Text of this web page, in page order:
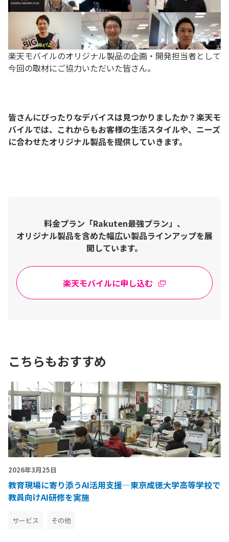
楽天モバイルのオリジナル製品の企画・開発担当者として
今回の取材にご協力いただいた皆さん。
皆さんにぴったりなデバイスは見つかりましたか？楽天モ
バイルでは、これからもお客様の生活スタイルや、ニーズ
に合わせたオリジナル製品を提供していきます。
料金プラン「Rakuten最強プラン」、
オリジナル製品を含めた幅広い製品ラインアップを展
開しています。
楽天モバイルに申し込む
こちらもおすすめ
2026年3月25日
教育現場に寄り添うAI活用支援―東京成徳大学高等学校で
教員向けAI研修を実施
サービス その他